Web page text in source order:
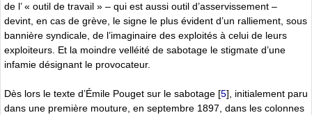
de l’ « outil de travail » – qui est aussi outil d’asservissement –
devint, en cas de grève, le signe le plus évident d’un ralliement, sous
bannière syndicale, de l’imaginaire des exploités à celui de leurs
exploiteurs. Et la moindre velléité de sabotage le stigmate d’une
infamie désignant le provocateur.
Dès lors le texte d’Émile Pouget sur le sabotage [5] , initialement paru
dans une première mouture, en septembre 1897, dans les colonnes